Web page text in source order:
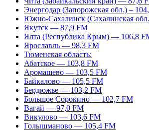
Энергодар (Запорожская обл.) –
Южно-Сахалинск (Сахалинская
Якутск — 87,9 FM
Ялта (Республика Крым) — 106,8
Ярославль — 98,3 FM
Тюменская область:
Абатское — 103,8 FM
Аромашево — 103,5 FM
Байкалово — 105,5 FM
Бердюжье — 103,2 FM
Большое Сорокино — 102,7 FM
Вагай — 97,0 FM
Викулово — 103,6 FM
Голышманово — 105,4 FM